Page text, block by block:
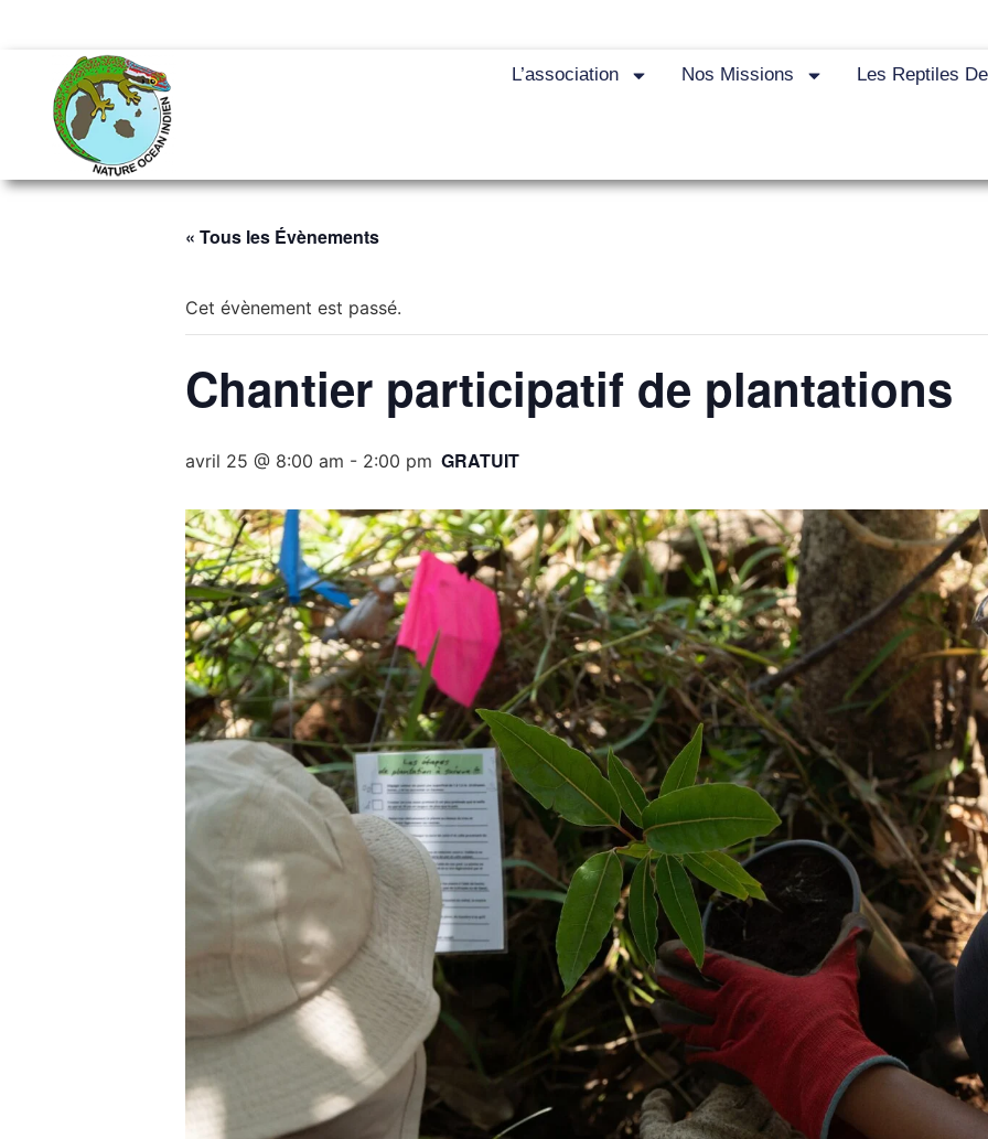
L’association Nos Missions Les Reptiles
« Tous les Évènements
Cet évènement est passé.
Chantier participatif de plantations
avril 25 @ 8:00 am - 2:00 pm GRATUIT